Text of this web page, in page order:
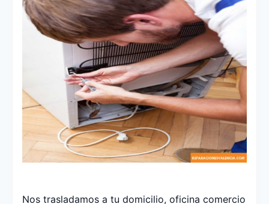
Nos trasladamos a tu domicilio, oficina comercio